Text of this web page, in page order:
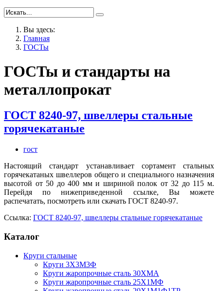
Вы здесь:
Главная
ГОСТы
ГОСТы и стандарты на
металлопрокат
ГОСТ 8240-97, швеллеры стальные
горячекатаные
гост
Настоящий стандарт устанавливает сортамент стальных
горячекатаных швеллеров общего и специального назначения
высотой от 50 до 400 мм и шириной полок от 32 до 115 м.
Перейдя по нижеприведенной ссылке, Вы можете
распечатать, посмотреть или скачать ГОСТ 8240-97.
Ссылка: ГОСТ 8240-97, швеллеры стальные горячекатаные
Каталог
Круги стальные
Круги 3Х3М3Ф
Круги жаропрочные сталь 30ХМА
Круги жаропрочные сталь 25Х1МФ